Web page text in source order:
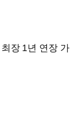
장 1년 연장